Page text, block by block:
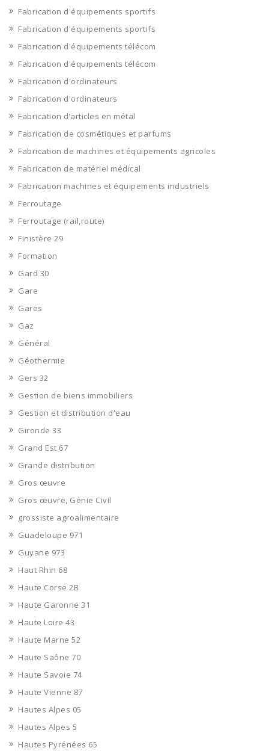
Fabrication d'équipements sportifs
Fabrication d'équipements sportifs
Fabrication d'équipements télécom
Fabrication d'équipements télécom
Fabrication d'ordinateurs
Fabrication d'ordinateurs
Fabrication d’articles en métal
Fabrication de cosmétiques et parfums
Fabrication de machines et équipements agricoles
Fabrication de matériel médical
Fabrication machines et équipements industriels
Ferroutage
Ferroutage (rail,route)
Finistère 29
Formation
Gard 30
Gare
Gares
Gaz
Général
Géothermie
Gers 32
Gestion de biens immobiliers
Gestion et distribution d'eau
Gironde 33
Grand Est 67
Grande distribution
Gros œuvre
Gros œuvre, Génie Civil
grossiste agroalimentaire
Guadeloupe 971
Guyane 973
Haut Rhin 68
Haute Corse 2B
Haute Garonne 31
Haute Loire 43
Haute Marne 52
Haute Saône 70
Haute Savoie 74
Haute Vienne 87
Hautes Alpes 05
Hautes Alpes 5
Hautes Pyrénées 65